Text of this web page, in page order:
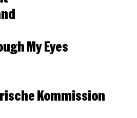
My Eyes
Kommission